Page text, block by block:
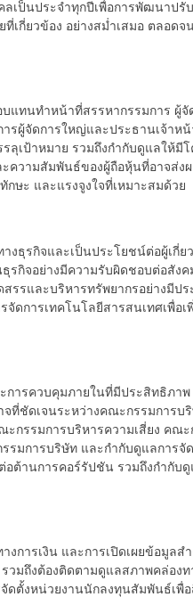
ป็นประจำทุกปีเพื่อการพัฒนาปรับ
กี่ยวข้อง อย่างสม่ำเสมอ ตลอดจ
นทำหน้าที่สรรหากรรมการ ผู้จั
ผู้จัดการใหญ่และประธานเจ้าห
ลุเป้าหมาย รวมถึงกำกับดูแลให้มี
ความสัมพันธ์ของผู้ถือหุ้นที่อาจส่ง
ษะ และแรงจูงใจที่เหมาะสมด้วย
รกิจและเป็นประโยชน์ต่อผู้เกี่ย
รกิจอย่างมีความรับผิดชอบต่อสัง
รรและบริหารทรัพยากรอย่างมีป
ดการเทคโนโลยีสารสนเทศเพื่อเ
รควบคุมภายในที่มีประสิทธิภาพ
ที่ชัดเจนระหว่างคณะกรรมการบ
กรรมการบริหารความเสี่ยง คณ
มการบริษัท และกำกับดูแลการจั
านการคอร์รัปชัน รวมถึงกำกับดู
ารเงิน และการเปิดเผยข้อมูลส
มถึงต้องติดตามดูแลสภาพคล่องท
ดตั้งหน่วยงานนักลงทุนสัมพันธ์เพื่